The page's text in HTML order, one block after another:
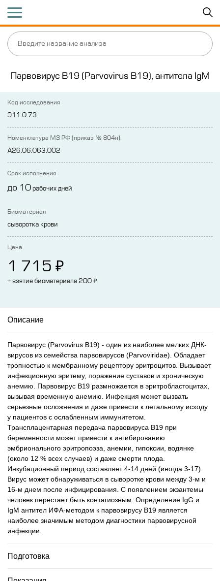
Описание
Парвовирус (Parvovirus В19) - один из наиболее мелких ДНК-
вирусов из семейства парвовирусов (Parvoviridae). Обладает
тропностью к мембранному рецептору эритроцитов. Вызывает
инфекционную эритему, поражение суставов и хроническую
анемию. Парвовирус В19 размножается в эритробластоцитах,
вызывая временную анемию. Инфекция может вызвать
серьезные осложнения и даже привести к летальному исходу
у пациентов с ослабленным иммунитетом.
Трансплацентарная передача парвовируса В19 при
беременности может привести к ингибированию
эмбрионального эритропоэза, анемии, гипоксии, водянке
(около 12 % всех случаев) и даже смерти плода.
Инкубационный период составляет 4-14 дней (иногда 3-17).
Вирус может обнаруживаться в сыворотке крови между 3-м и
16-м днем после инфицирования. С появлением экзантемы
человек перестает быть контагиозным. Определение IgG и
IgM антител ИФА-методом к парвовирусу В19 является
наиболее значимым методом диагностики парвовирусной
инфекции.
Подготовка
Парвовирус В19 (Parvovirus B19), антитела IgM
Код исследования
Э11.0.73
Номенклатура МЗ РФ (приказ № 804н):
A26.06.063.002
Срок исполнения
до 10 рабочих дней
Биоматериал
сыворотка крови
Цена
1 715 ₽
+ взятие биоматериала 200 ₽